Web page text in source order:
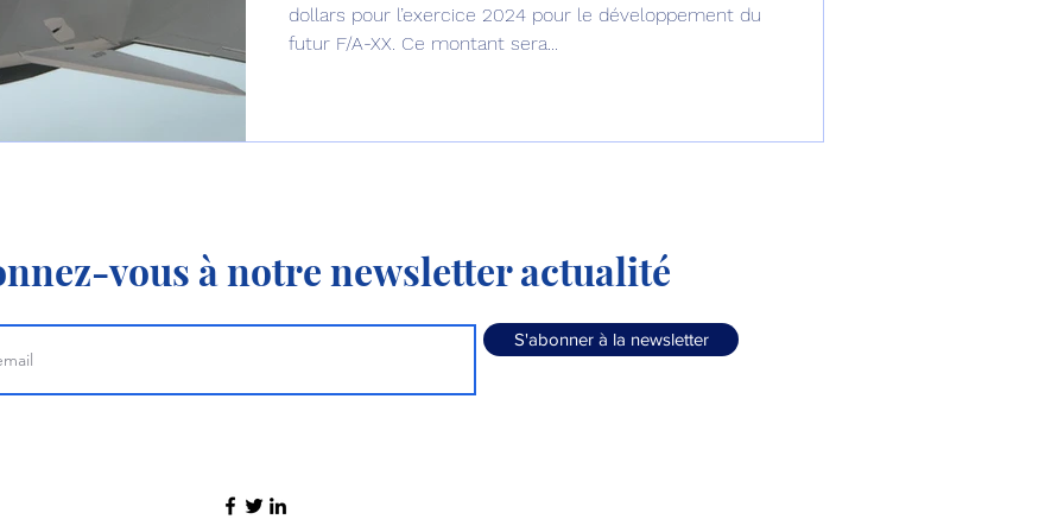
dollars pour l’exercice 2024 pour le développement du
futur F/A-XX. Ce montant sera...
vous à notre newsletter actualité
S'abonner à la newsletter